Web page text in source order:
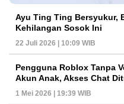
Ayu Ting Ting Bersyukur,
Kehilangan Sosok Ini
22 Juli 2026 | 10:09 WIB
Pengguna Roblox Tanpa
Akun Anak, Akses Chat
1 Mei 2026 | 19:39 WIB